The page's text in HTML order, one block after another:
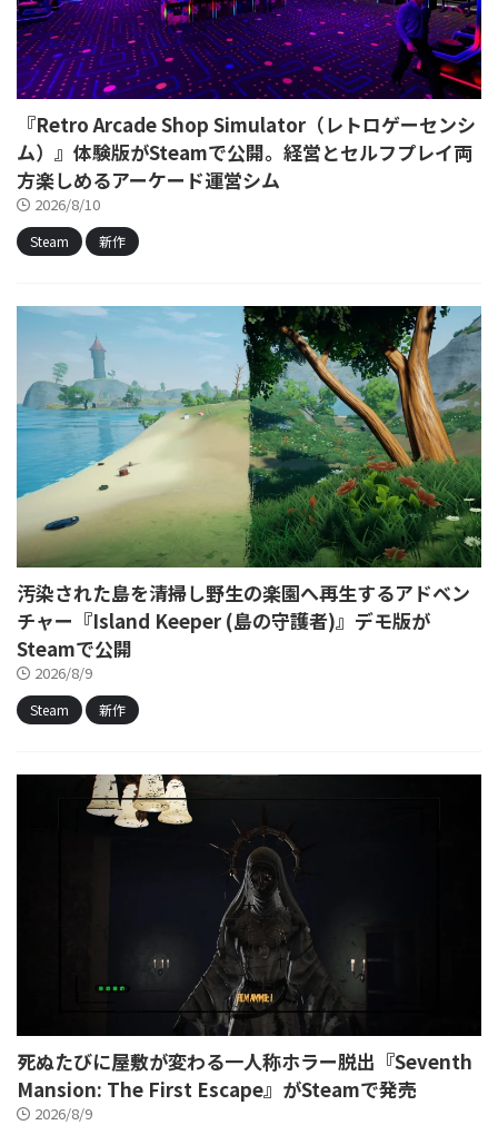
『Retro Arcade Shop Simulator（レトロゲーセンシ
ム）』体験版がSteamで公開。経営とセルフプレイ両
方楽しめるアーケード運営シム
2026/8/10
Steam 新作
汚染された島を清掃し野生の楽園へ再生するアドベン
チャー『Island Keeper (島の守護者)』デモ版が
Steamで公開
2026/8/9
Steam 新作
死ぬたびに屋敷が変わる一人称ホラー脱出『Seventh
Mansion: The First Escape』がSteamで発売
2026/8/9